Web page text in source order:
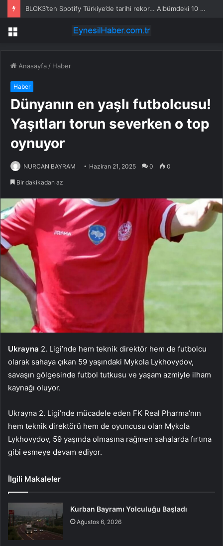
BLOK3’ten Spotify Türkiye’de tarihi rekor… Albümdeki 10 şarkının tamamı Top 50’ye girdi
Menü
Anasayfa / Haber
Haber
Dünyanın en yaşlı futbolcusu!
Yaşıtları torun severken o top
oynuyor
NURCAN BAYRAM Haziran 21, 2025 0 0
Bir dakikadan az
Ukrayna 2. Ligi’nde hem teknik direktör hem de futbolcu
olarak sahaya çıkan 59 yaşındaki Mykola Lykhovydov,
savaşın gölgesinde futbol tutkusu ve yaşam azmiyle ilham
kaynağı oluyor.
Ukrayna 2. Ligi’nde mücadele eden FK Real Pharma’nın
hem teknik direktörü hem de oyuncusu olan Mykola
Lykhovydov, 59 yaşında olmasına rağmen sahalarda fırtına
gibi esmeye devam ediyor.
İlgili Makaleler
Kurban Bayramı Yolculuğu Başladı
Ağustos 6, 2026